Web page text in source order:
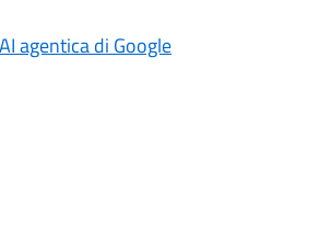
agentica di Google